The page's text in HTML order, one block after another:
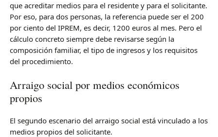
que acreditar medios para el residente y para el solicitante.
Por eso, para dos personas, la referencia puede ser el 200
por ciento del IPREM, es decir, 1200 euros al mes. Pero el
cálculo concreto siempre debe revisarse según la
composición familiar, el tipo de ingresos y los requisitos
del procedimiento.
Arraigo social por medios económicos
propios
El segundo escenario del arraigo social está vinculado a los
medios propios del solicitante.